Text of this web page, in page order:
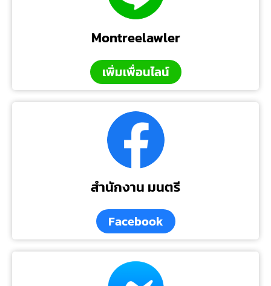
Montreelawler
เพิ่มเพื่อนไลน์
สำนักงาน มนตรี
Facebook